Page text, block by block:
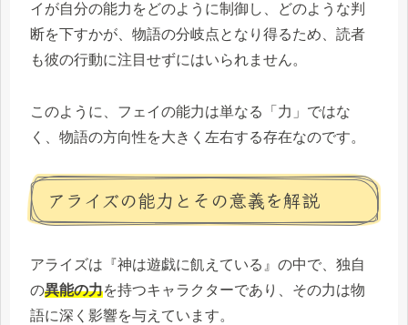
イが自分の能力をどのように制御し、どのような判
断を下すかが、物語の分岐点となり得るため、読者
も彼の行動に注目せずにはいられません。
このように、フェイの能力は単なる「力」ではな
く、物語の方向性を大きく左右する存在なのです。
アライズの能力とその意義を解説
アライズは『神は遊戯に飢えている』の中で、独自
の異能の力を持つキャラクターであり、その力は物
語に深く影響を与えています。